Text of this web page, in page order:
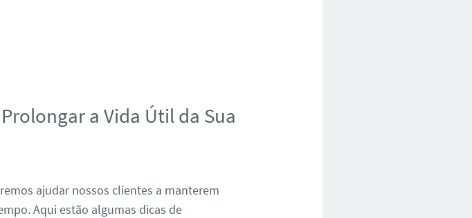
a Vida Útil da Sua
ajudar nossos clientes a manterem
Aqui estão algumas dicas de